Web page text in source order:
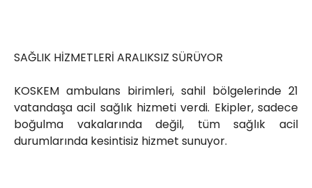
SAĞLIK HİZMETLERİ ARALIKSIZ SÜRÜYOR
KOSKEM ambulans birimleri, sahil bölgelerinde 21
vatandaşa acil sağlık hizmeti verdi. Ekipler, sadece
boğulma vakalarında değil, tüm sağlık acil
durumlarında kesintisiz hizmet sunuyor.